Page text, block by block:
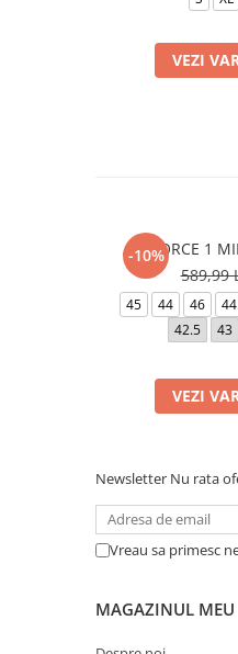
VEZI
-10%
AIR FORCE 1
589,99
45 44 46
42.5
43
VEZI
Newsletter Nu rata
Vreau sa primesc
MAGAZINUL MEU